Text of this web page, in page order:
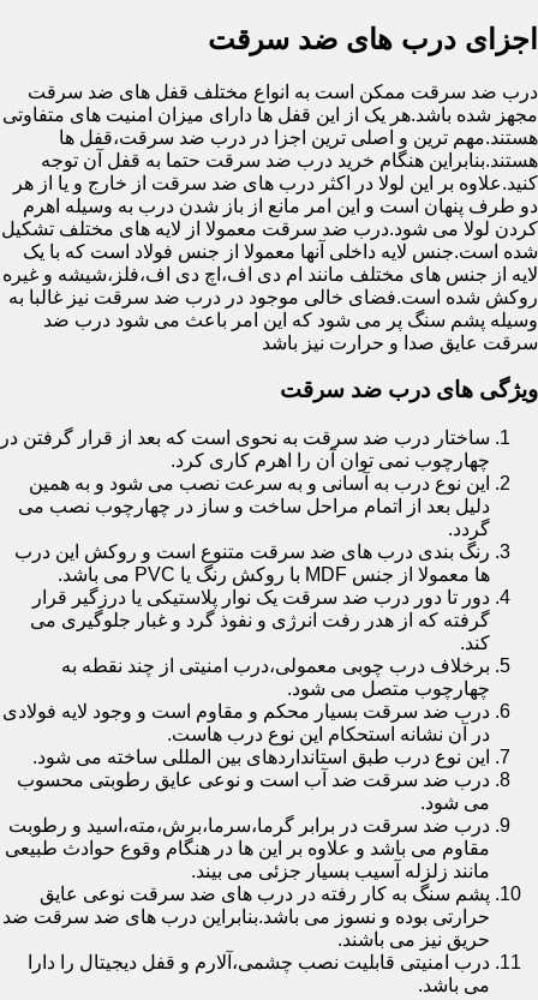
اجزای درب های ضد سرقت
درب ضد سرقت ممکن است به انواع مختلف قفل های ضد سرقت
مجهز شده باشد.هر یک از این قفل ها دارای میزان امنیت های متفاوتی
هستند.مهم ترین و اصلی ترین اجزا در درب ضد سرقت،قفل ها
هستند.بنابراین هنگام خرید درب ضد سرقت حتما به قفل آن توجه
کنید.علاوه بر این لولا در اکثر درب های ضد سرقت از خارج و یا از هر
دو طرف پنهان است و این امر مانع از باز شدن درب به وسیله اهرم
کردن لولا می شود.درب ضد سرقت معمولا از لایه های مختلف تشکیل
شده است.جنس لایه داخلی آنها معمولا از جنس فولاد است که با یک
لایه از جنس های مختلف مانند ام دی اف،اچ دی اف،فلز،شیشه و غیره
روکش شده است.فضای خالی موجود در درب ضد سرقت نیز غالبا به
وسیله پشم سنگ پر می شود که این امر باعث می شود درب ضد
سرقت عایق صدا و حرارت نیز باشد
ویژگی های درب ضد سرقت
ساختار درب ضد سرقت به نحوی است که بعد از قرار گرفتن در
چهارچوب نمی توان آن را اهرم کاری کرد.
این نوع درب به آسانی و به سرعت نصب می شود و به همین
دلیل بعد از اتمام مراحل ساخت و ساز در چهارچوب نصب می
گردد.
رنگ بندی درب های ضد سرقت متنوع است و روکش این درب
ها معمولا از جنس MDF با روکش رنگ یا PVC می باشد.
دور تا دور درب ضد سرقت یک نوار پلاستیکی یا درزگیر قرار
گرفته که از هدر رفت انرژی و نفوذ گرد و غبار جلوگیری می
کند.
برخلاف درب چوبی معمولی،درب امنیتی از چند نقطه به
چهارچوب متصل می شود.
درب ضد سرقت بسیار محکم و مقاوم است و وجود لایه فولادی
در آن نشانه استحکام این نوع درب هاست.
این نوع درب طبق استانداردهای بین المللی ساخته می شود.
درب ضد سرقت ضد آب است و نوعی عایق رطوبتی محسوب
می شود.
درب ضد سرقت در برابر گرما،سرما،برش،مته،اسید و رطوبت
مقاوم می باشد و علاوه بر این ها در هنگام وقوع حوادث طبیعی
مانند زلزله آسیب بسیار جزئی می بیند.
پشم سنگ به کار رفته در درب های ضد سرقت نوعی عایق
حرارتی بوده و نسوز می باشد.بنابراین درب های ضد سرقت ضد
حریق نیز می باشند.
درب امنیتی قابلیت نصب چشمی،آلارم و قفل دیجیتال را دارا
می باشد.